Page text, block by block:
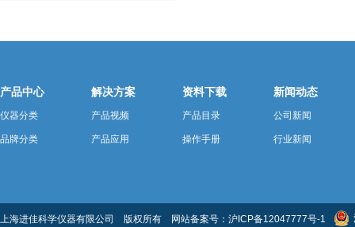
产品中心
仪器分类
品牌分类
解决方案
产品视频
产品应用
资料下载
产品目录
操作手册
新闻动态
公司新闻
行业新闻
上海进佳科学仪器有限公司 版权所有 网站备案号： 沪ICP备12047777号-1